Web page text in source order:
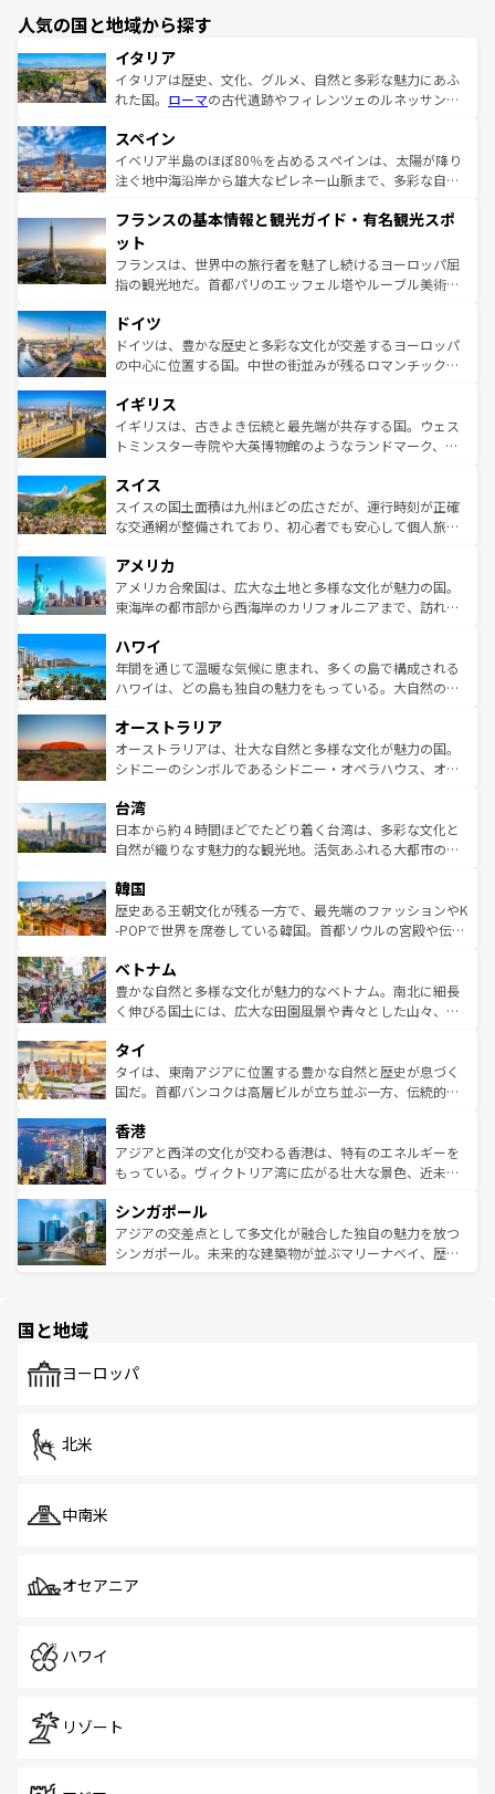
人気の国と地域から探す
イタリア
イタリアは歴史、文化、グルメ、自然と多彩な魅力にあふ
れた国。 ローマの古代遺跡やフィレンツェのルネッサンス
ろん、トスカーナの美しい田園風景やアマルフィ海岸の絶
景など、自然景観も見逃せない。観光の合間には、本場の
ピザやパスタなど、絶品のイタリア料理を堪能することも
ませてくれるイタリアで、忘れられない旅をしてみよう！
なお、新着のイタリア情報は
しい。
スペイン
イベリア半島のほぼ80％を占めるスペインは、太陽が降り
注ぐ地中海沿岸から雄大なピレネー山脈まで、多彩な自然
文化が根付くこの国では、情熱的なフラメンコ、熱気あふ
れる闘牛、そして美味しいタパスが生活の一部となってい
る。首都マドリードの洗練された雰囲気や、バルセロナの
アートに溢れた街角から、地方では古代ローマ遺跡や中世
せる。地方によって風土や気候が異なるスペインはその個
性で訪れる人を魅了する。 なお、新着のスペイン情報は コ
ンテンツ一覧を参照してほしい。
フランスの基本情報と観光ガイド・有名観光スポ
ット
フランスは、世界中の旅行者を魅了し続けるヨーロッパ屈
指の観光地だ。首都パリのエッフェル塔やルーブル美術館
で、幅広い魅力が詰まっている。華麗な宮殿、歴史的な大
聖堂、美しいビーチ、そして豊かな自然が、訪れる者を心
から魅了する。また、フランスは美食の国としても知ら
いる。シャンパンの発祥地であるランス、プロヴァンスの
香り高いラベンダー畑など、多彩な楽しみ方が可能だ。さ
らに、パリ以外の地域にも魅力が溢れており、どの街角に
れる地方に足を運ぶとそれぞれで全く異なる文化を体験で
きるだろう。 なお、新着のフランス情報はコンテンツ一覧
を参照してほしい。
ドイツ
ドイツは、豊かな歴史と多彩な文化が交差するヨーロッパ
の中心に位置する国。中世の街並みが残るロマンチック街
顔を持つこの国は、どこを歩いても飽きることがない。ベ
ルリンの文化的活気、バイエルン州のアルプスの絶景、そ
してライン川沿いのワイン畑といった風景は必見。ビール
は、お酒好きな人にはぜひ体験してほしい。 なお、新着の
ドイツ情報はコンテンツ一覧を参照してほしい。
イギリス
イギリスは、古きよき伝統と最先端が共存する国。ウェス
トミンスター寺院や大英博物館のようなランドマーク、歴
リアごとに異なる魅力がある。また、優雅なアフタヌーン
ティー、ビール好きにはたまらない英国パブ、サッカー観
戦など、本場だからこそできる体験も豊富。イギリスを旅
ンツ一覧を参照してほしい。
スイス
スイスの国土面積は九州ほどの広さだが、運行時刻が正確
な交通網が整備されており、初心者でも安心して個人旅行
の建物がそのまま残る町や、スイスならではのユニークな
博物館もあり、アルプス観光だけでなく町歩きも満喫する
ことができる。国民の所得が高いため物価も高いが、旅行
ば市内交通費無料で観光を楽しむこともできる。 なお、新
着のスイス情報はコンテンツ一覧 を参照してほしい。
アメリカ
アメリカ合衆国は、広大な土地と多様な文化が魅力の国。
東海岸の都市部から西海岸のカリフォルニアまで、訪れる
のような巨大都市は、観光、ショッピング、エンターテイ
ンメントが詰まった刺激的なスポットだ。一方、アメリカ
西部には大自然が広がり、グランドキャニオンやイエロー
部のニューオーリンズでは、音楽と美食が融合した独特の
文化が魅力。旅行者はアメリカの各地域で異なる魅力を楽
しみながら、その多様性と豊かな歴史を感じることができ
ならではの贅沢な旅のスタイルだ。 なお、新着のアメリカ
情報はコンテンツ一覧を参照してほしい。
ハワイ
年間を通じて温暖な気候に恵まれ、多くの島で構成される
ハワイは、どの島も独自の魅力をもっている。大自然の神
ワイ島は見逃せない。また、定番の観光地といえばオアフ
島だが、静かな自然を求めるならマウイ島やカウアイ島が
おすすめ。エメラルドグリーンに輝く海をはじめ、豊かな
れるおもてなしの心で訪れる人々を迎えてくれるハワイの
人々、おいしいローカルフードやハワイアンミュージッ
ク、伝統的なフラダンスなど、すべてがハワイの魅力を彩
ワイを、存分に味わってほしい。 なお、新着のハワイ情報
はコンテンツ一覧を参照してほしい。
オーストラリア
オーストラリアは、壮大な自然と多様な文化が魅力の国。
シドニーのシンボルであるシドニー・オペラハウス、オー
リアリーフや大陸中央部にそびえるウルル（エアーズロッ
ク）、タスマニアの美しい原生林やケアンズの熱帯雨林な
ど、見どころがたくさん。また、カフェやワイン、オージ
いる。アクティビティも充実しており、サーフィンやダイ
ビング、ハイキングなど、アウトドア好きにはたまらな
い。オーストラリアの多彩な魅力を存分に味わいつくそ
参照してほしい。
台湾
日本から約４時間ほどでたどり着く台湾は、多彩な文化と
自然が織りなす魅力的な観光地。活気あふれる大都市の台
ン）、静ひつな山岳地帯である台湾東部など、都市の喧騒
と山間の静けさが共存しており、訪れる人に新しい発見と
驚きをもたらしてくれる。また、奥深い台湾の食文化も魅
容にもいいと評判のスイーツなど、バラエティ豊かな料理
が味わえる。 なお、新着の台湾情報は コンテンツ一覧を参
照してほしい。
韓国
歴史ある王朝文化が残る一方で、最先端のファッションやK
-POPで世界を席巻している韓国。首都ソウルの宮殿や伝統
き、地方に足を延ばせば四季折々の自然美を楽しむことが
できる。そして、キムチや焼肉、絶品のストリートフード
まで、さまざまな韓国料理が待っている。夜には、韓国な
リティに包まれながら、韓国の多彩な魅力を心ゆくまで味
わってみてほしい。 なお、新着の韓国情報はコンテンツ一
覧を参照してほしい。
ベトナム
豊かな自然と多様な文化が魅力的なベトナム。南北に細長
く伸びる国土には、広大な田園風景や青々とした山々、世
急速な発展と共に伝統が息づく。ハノイの古い町並みやホ
ーチミン市のフランス統治時代の建物も、独特の雰囲気を
醸し出している。また、バラエティの豊かさとおいしさで
とつ。フォーやバインミー、ベトナムコーヒーなどは、ぜ
ひ現地で味わいたい。どの地域を訪れてもあたたかい人々
が旅行者を迎えてくれるので、きっと忘れられない旅にな
参照してほしい。
タイ
タイは、東南アジアに位置する豊かな自然と歴史が息づく
国だ。首都バンコクは高層ビルが立ち並ぶ一方、伝統的な
の活気が交差している。北部ではチェンマイなどの山岳地
帯で自然と触れ合い、南部ではプーケットやクラビの美し
いビーチでリゾート気分を楽しむことができる。タイ料理
激する。気候は一年中温暖で、どの季節にも異なる楽しみ
が待っている。親しみやすいタイの人々、仏教を中心とし
た文化、そして多様な観光資源が、訪れる旅人を魅了し続
香港
アジアと西洋の文化が交わる香港は、特有のエネルギーを
もっている。ヴィクトリア湾に広がる壮大な景色、近未来
み、どこを訪れても感動するはず。観光スポットが密集し
ており、効率よく見どころを回れるのも魅力。息をのむよ
うな絶景から文化的な体験まで、香港を存分に楽しみ尽く
シンガポール
アジアの交差点として多文化が融合した独自の魅力を放つ
シンガポール。未来的な建築物が並ぶマリーナベイ、歴史
で、ホーカーズは地元の風情を楽しめる外せないスポット
国と地域
ヨーロッパ
北米
中南米
オセアニア
ハワイ
リゾート